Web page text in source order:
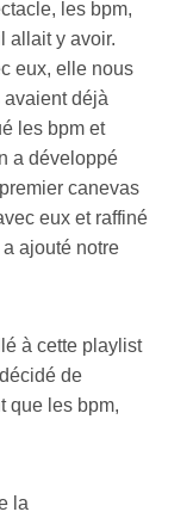
les bpm,
allait y avoir.
eux, elle nous
déjà
les bpm et
a développé
canevas
eux et raffiné
ajouté notre
à cette playlist
de
que les bpm,
la